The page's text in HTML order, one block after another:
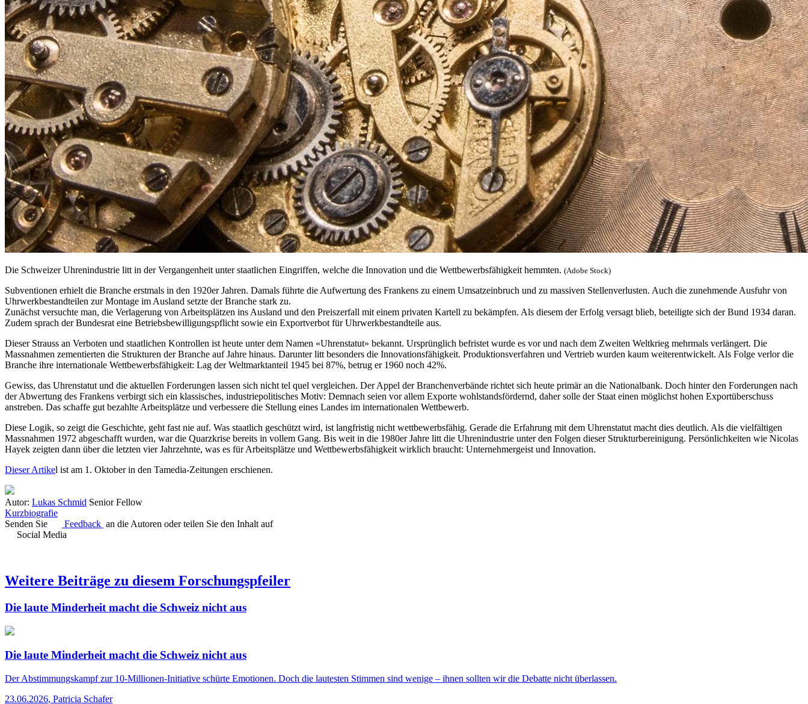
Die Schweizer Uhrenindustrie litt in der Vergangenheit unter staatlichen Eingriffen, welche die Innovation und die Wettbewerbsfähigkeit hemmten. (Adobe Stock)
Subventionen erhielt die Branche erstmals in den 1920er Jahren. Damals führte die Aufwertung des Frankens zu einem Umsatzeinbruch und zu massiven Stellenverlusten. Auch die zunehmende Ausfuhr von
Uhrwerkbestandteilen zur Montage im Ausland setzte der Branche stark zu.
Zunächst versuchte man, die Verlagerung von Arbeitsplätzen ins Ausland und den Preiszerfall mit einem privaten Kartell zu bekämpfen. Als diesem der Erfolg versagt blieb, beteiligte sich der Bund 1934 daran.
Zudem sprach der Bundesrat eine Betriebsbewilligungspflicht sowie ein Exportverbot für Uhrwerkbestandteile aus.
Dieser Strauss an Verboten und staatlichen Kontrollen ist heute unter dem Namen «Uhrenstatut» bekannt. Ursprünglich befristet wurde es vor und nach dem Zweiten Weltkrieg mehrmals verlängert. Die
Massnahmen zementierten die Strukturen der Branche auf Jahre hinaus. Darunter litt besonders die Innovationsfähigkeit. Produktionsverfahren und Vertrieb wurden kaum weiterentwickelt. Als Folge verlor die
Branche ihre internationale Wettbewerbsfähigkeit: Lag der Weltmarktanteil 1945 bei 87%, betrug er 1960 noch 42%.
Gewiss, das Uhrenstatut und die aktuellen Forderungen lassen sich nicht tel quel vergleichen. Der Appel der Branchenverbände richtet sich heute primär an die Nationalbank. Doch hinter den Forderungen nach
der Abwertung des Frankens verbirgt sich ein klassisches, industriepolitisches Motiv: Demnach seien vor allem Exporte wohlstandsfördernd, daher solle der Staat einen möglichst hohen Exportüberschuss
anstreben. Das schaffe gut bezahlte Arbeitsplätze und verbessere die Stellung eines Landes im internationalen Wettbewerb.
Diese Logik, so zeigt die Geschichte, geht fast nie auf. Was staatlich geschützt wird, ist langfristig nicht wettbewerbsfähig. Gerade die Erfahrung mit dem Uhrenstatut macht dies deutlich. Als die vielfältigen
Massnahmen 1972 abgeschafft wurden, war die Quarzkrise bereits in vollem Gang. Bis weit in die 1980er Jahre litt die Uhrenindustrie unter den Folgen dieser Strukturbereinigung. Persönlichkeiten wie Nicolas
Hayek zeigten dann über die letzten vier Jahrzehnte, was es für Arbeitsplätze und Wettbewerbsfähigkeit wirklich braucht: Unternehmergeist und Innovation.
Dieser Artikel ist am 1. Oktober in den Tamedia-Zeitungen erschienen.
Autor: Lukas Schmid Senior Fellow
Kurzbiografie
Senden Sie
Feedback an die Autoren oder teilen Sie den Inhalt auf
Social Media
Weitere Beiträge zu diesem Forschungspfeiler
Die laute Minderheit macht die Schweiz nicht aus
Die laute Minderheit macht die Schweiz nicht aus
Der Abstimmungskampf zur 10-Millionen-Initiative schürte Emotionen. Doch die lautesten Stimmen sind wenige – ihnen sollten wir die Debatte nicht überlassen.
23.06.2026, Patricia Schafer